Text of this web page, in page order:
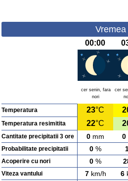
00:00
cer senin, fara
nori
cer
Temperatura 23°C
Temperatura resimitita 22°C
Cantitate precipitatii 3 ore 0 mm 0
Probabilitate precipitatii 0 %
Acoperire cu nori 0 %
Viteza vantului 7km/h 6